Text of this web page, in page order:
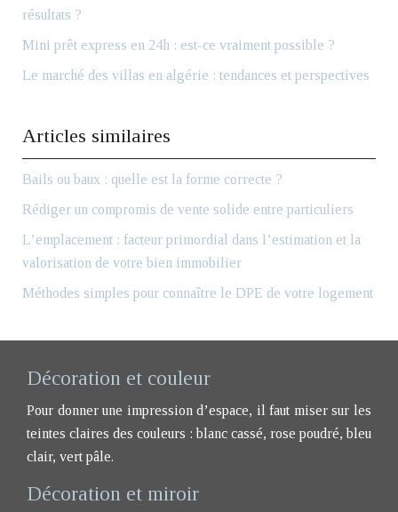
résultats ?
Mini prêt express en 24h : est-ce vraiment possible ?
Le marché des villas en algérie : tendances et perspectives
Articles similaires
Bails ou baux : quelle est la forme correcte ?
Rédiger un compromis de vente solide entre particuliers
L’emplacement : facteur primordial dans l’estimation et la
valorisation de votre bien immobilier
Méthodes simples pour connaître le DPE de votre logement
Décoration et couleur
Pour donner une impression d’espace, il faut miser sur les
teintes claires des couleurs : blanc cassé, rose poudré, bleu
clair, vert pâle.
Décoration et miroir